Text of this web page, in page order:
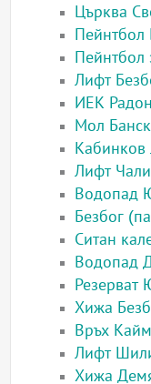
Църква
Лифт
ИЕК
Мол
Кабинков
Лифт
Водопад
Безбог
Ситан
Водопад
Резерват
Хижа
Връх
Лифт
Хижа